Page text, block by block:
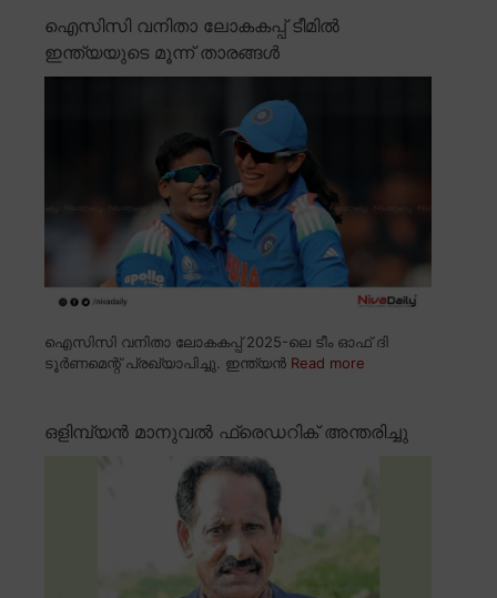
ഐസിസി വനിതാ ലോകകപ്പ് ടീമിൽ
ഇന്ത്യയുടെ മൂന്ന് താരങ്ങൾ
ഐസിസി വനിതാ ലോകകപ്പ് 2025-ലെ ടീം ഓഫ് ദി
ടൂർണമെന്റ് പ്രഖ്യാപിച്ചു. ഇന്ത്യൻ Read more
ഒളിമ്പ്യൻ മാനുവൽ ഫ്രെഡറിക് അന്തരിച്ചു